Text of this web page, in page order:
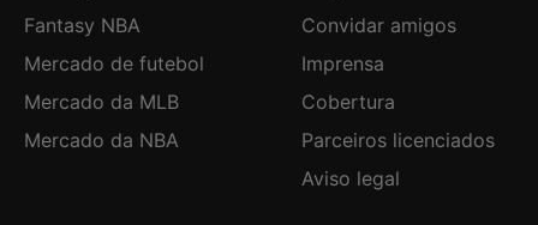
Fantasy NBA
Mercado de futebol
Mercado da MLB
Mercado da NBA
Convidar amigos
Imprensa
Cobertura
Parceiros licenciados
Aviso legal